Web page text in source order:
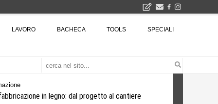
LAVORO BACHECA TOOLS SPECIALI
in legno: dal progetto al cantiere